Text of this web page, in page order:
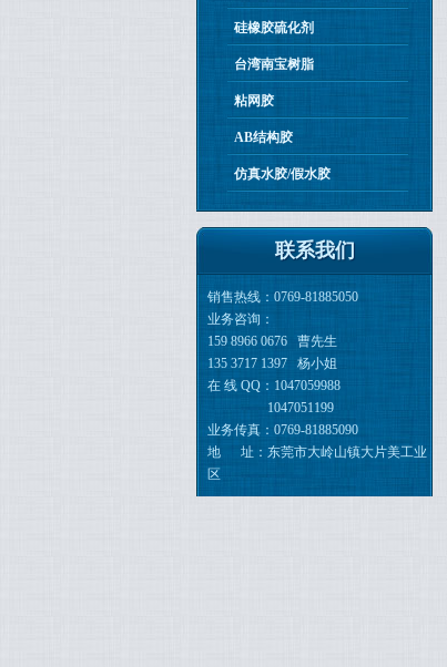
硅橡胶硫化剂
台湾南宝树脂
粘网胶
AB结构胶
仿真水胶/假水胶
联系我们
销售热线：0769-81885050
业务咨询：
159 8966 0676 曹先生
135 3717 1397 杨小姐
在 线 QQ： 1047059988
1047051199
业务传真：0769-81885090
地 址：东莞市大岭山镇大片美工业
区